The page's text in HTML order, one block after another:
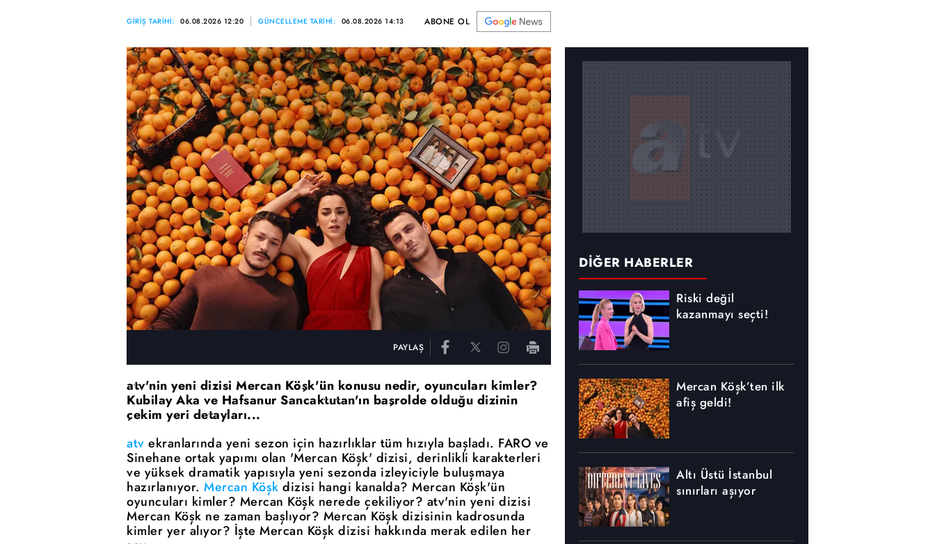
GİRİŞ TARİHİ: 06.08.2026 12:20 GÜNCELLEME TARİHİ: 06.08.2026 14:13 ABONE OL
PAYLAŞ
atv'nin yeni dizisi Mercan Köşk'ün konusu nedir, oyuncuları kimler?
Kubilay Aka ve Hafsanur Sancaktutan'ın başrolde olduğu dizinin
çekim yeri detayları...
atv ekranlarında yeni sezon için hazırlıklar tüm hızıyla başladı. FARO ve
Sinehane ortak yapımı olan 'Mercan Köşk' dizisi, derinlikli karakterleri
ve yüksek dramatik yapısıyla yeni sezonda izleyiciyle buluşmaya
hazırlanıyor. Mercan Köşk dizisi hangi kanalda? Mercan Köşk'ün
oyuncuları kimler? Mercan Köşk nerede çekiliyor? atv'nin yeni dizisi
Mercan Köşk ne zaman başlıyor? Mercan Köşk dizisinin kadrosunda
kimler yer alıyor? İşte Mercan Köşk dizisi hakkında merak edilen her
DİĞER HABERLER
Riski değil
kazanmayı seçti!
Mercan Köşk’ten ilk
afiş geldi!
Altı Üstü İstanbul
sınırları aşıyor